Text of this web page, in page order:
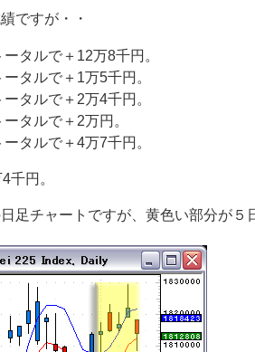
ですが・・
タルで＋12万8千円。
タルで＋1万5千円。
タルで＋2万4千円。
タルで＋2万円。
タルで＋4万7千円。
千円。
足チャートですが、黄色い部分が５